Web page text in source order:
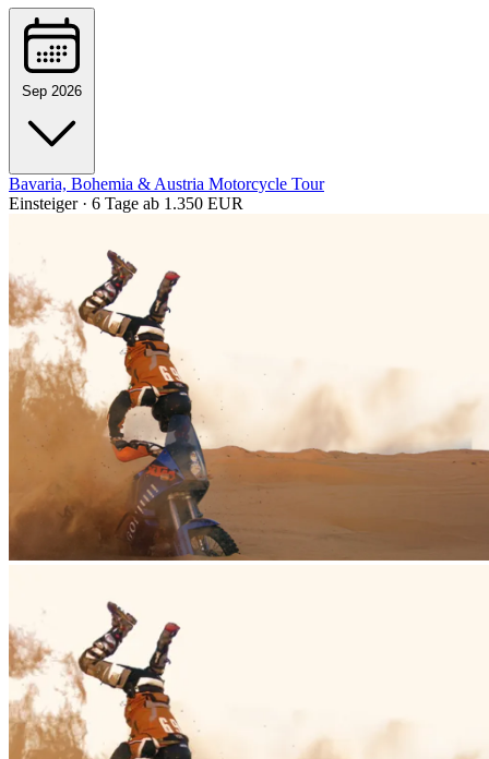
Sep 2026
Bavaria, Bohemia & Austria Motorcycle Tour
Einsteiger · 6 Tage ab 1.350 EUR